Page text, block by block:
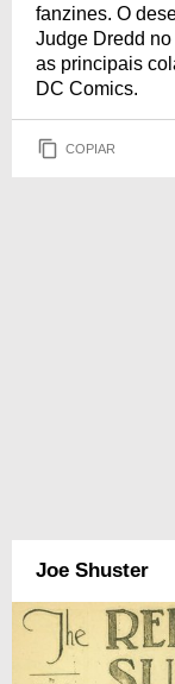
fanzines. O
Judge Dredd
as principais
DC Comics.
COPIAR
Joe Shuster